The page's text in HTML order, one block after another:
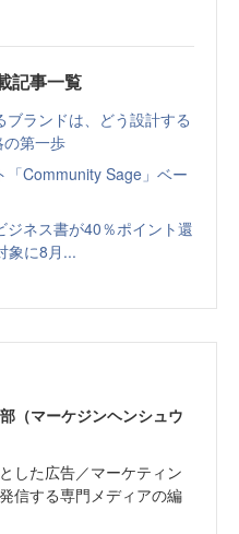
記事一覧
ブランドは、どう設計する
第一歩
「Community Sage」ベー
ネス書が40％ポイント還
象に8月...
（マーケジンヘンシュウ
した広告／マーケティン
信する専門メディアの編